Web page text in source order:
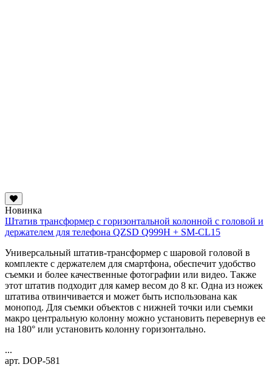
Новинка
Штатив трансформер с горизонтальной колонной с головой и
держателем для телефона QZSD Q999H + SM-CL15
Универсальный штатив-трансформер с шаровой головой в
комплекте с держателем для смартфона, обеспечит удобство
съемки и более качественные фотографии или видео. Также
этот штатив подходит для камер весом до 8 кг. Одна из ножек
штатива отвинчивается и может быть использована как
монопод. Для съемки объектов с нижней точки или съемки
макро центральную колонну можно установить перевернув ее
на 180° или установить колонну горизонтально.
...
арт. DOP-581